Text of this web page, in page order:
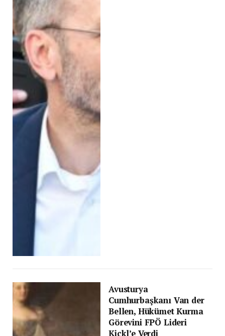
Avusturya
Cumhurbaşkanı Van der
Bellen, Hükümet Kurma
Görevini FPÖ Lideri
Kickl’e Verdi